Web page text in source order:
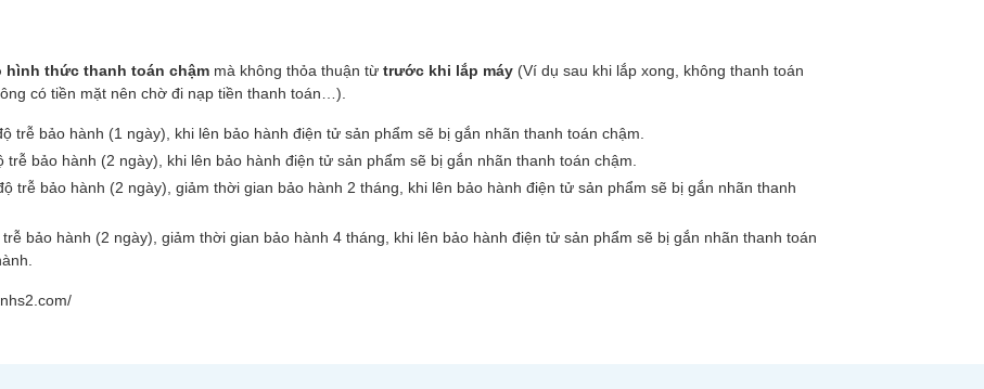
hình thức thanh toán chậm mà không thỏa thuận từ trước khi lắp máy (Ví dụ sau khi lắp xong, không thanh toán
có tiền mặt nên chờ đi nạp tiền thanh toán…).
trễ bảo hành (1 ngày), khi lên bảo hành điện tử sản phẩm sẽ bị gắn nhãn thanh toán chậm.
bảo hành (2 ngày), khi lên bảo hành điện tử sản phẩm sẽ bị gắn nhãn thanh toán chậm.
trễ bảo hành (2 ngày), giảm thời gian bảo hành 2 tháng, khi lên bảo hành điện tử sản phẩm sẽ bị gắn nhãn thanh
bảo hành (2 ngày), giảm thời gian bảo hành 4 tháng, khi lên bảo hành điện tử sản phẩm sẽ bị gắn nhãn thanh toán